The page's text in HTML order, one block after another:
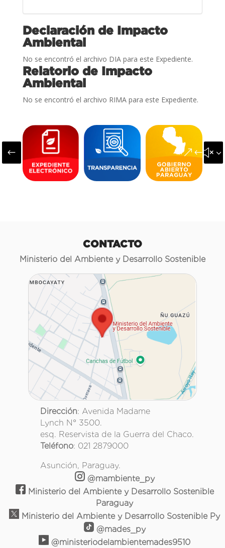
Declaración de Impacto
Ambiental
No se encontró el archivo DIA para este Expediente.
Relatorio de Impacto
Ambiental
No se encontró el archivo RIMA para este Expediente.
#
CONTACTO
Ministerio del Ambiente y Desarrollo Sostenible
Dirección: Avenida Madame
Lynch N° 3500.
esq. Reservista de la Guerra del Chaco.
Teléfono: 021 2879000
Asunción, Paraguay.
@mambiente_py
Ministerio del Ambiente y Desarrollo Sostenible
Paraguay
Ministerio del Ambiente y Desarrollo Sostenible Py
@mades_py
@ministeriodelambientemades9510